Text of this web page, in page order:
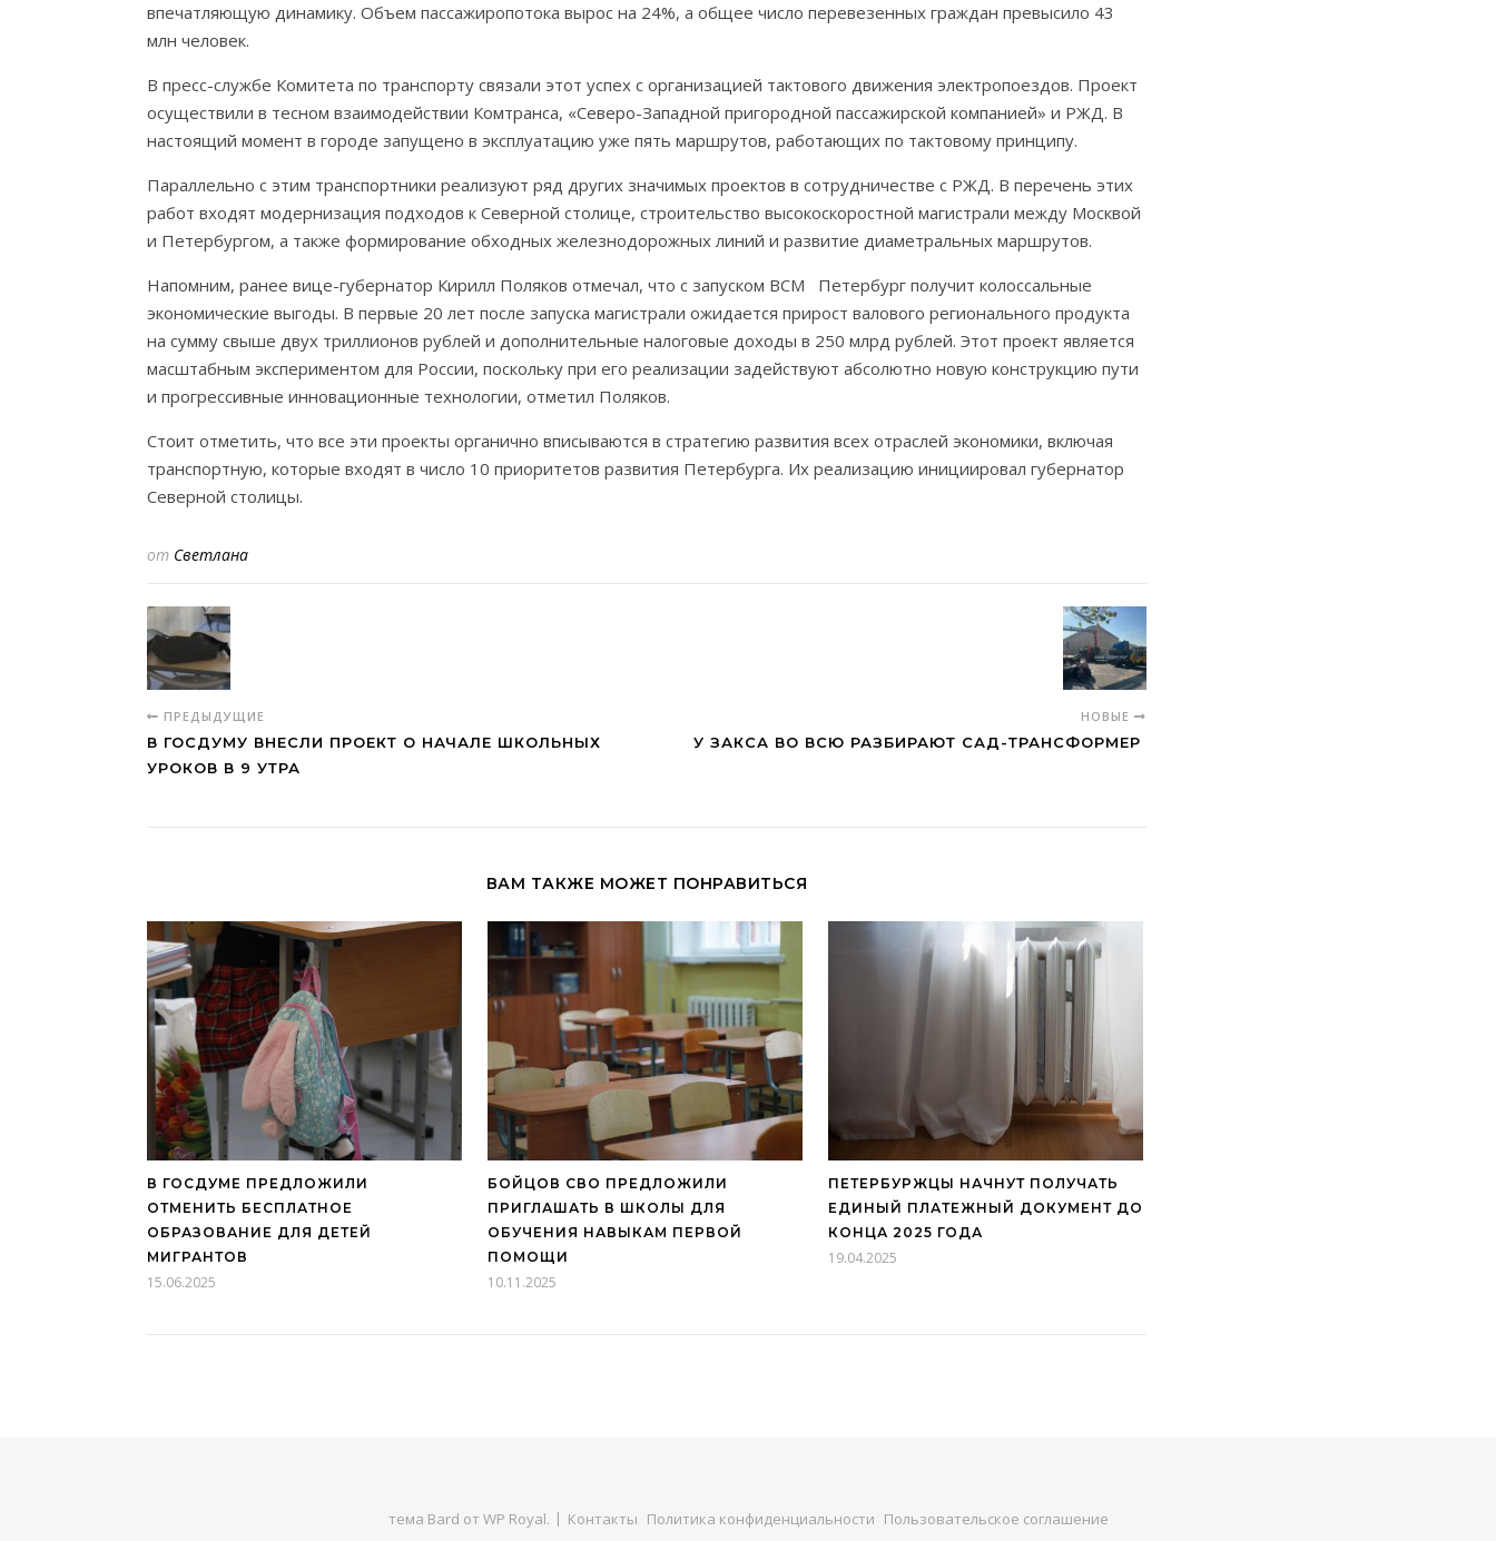
впечатляющую динамику. Объем пассажиропотока вырос на 24%, а общее число перевезенных граждан превысило 43
млн человек.
В пресс-службе Комитета по транспорту связали этот успех с организацией тактового движения электропоездов. Проект
осуществили в тесном взаимодействии Комтранса, «Северо-Западной пригородной пассажирской компанией» и РЖД. В
настоящий момент в городе запущено в эксплуатацию уже пять маршрутов, работающих по тактовому принципу.
Параллельно с этим транспортники реализуют ряд других значимых проектов в сотрудничестве с РЖД. В перечень этих
работ входят модернизация подходов к Северной столице, строительство высокоскоростной магистрали между Москвой
и Петербургом, а также формирование обходных железнодорожных линий и развитие диаметральных маршрутов.
Напомним, ранее вице-губернатор Кирилл Поляков отмечал, что с запуском ВСМ Петербург получит колоссальные
экономические выгоды. В первые 20 лет после запуска магистрали ожидается прирост валового регионального продукта
на сумму свыше двух триллионов рублей и дополнительные налоговые доходы в 250 млрд рублей. Этот проект является
масштабным экспериментом для России, поскольку при его реализации задействуют абсолютно новую конструкцию пути
и прогрессивные инновационные технологии, отметил Поляков.
Стоит отметить, что все эти проекты органично вписываются в стратегию развития всех отраслей экономики, включая
транспортную, которые входят в число 10 приоритетов развития Петербурга. Их реализацию инициировал губернатор
Северной столицы.
от Светлана
ПРЕДЫДУЩИЕ
В ГОСДУМУ ВНЕСЛИ ПРОЕКТ О НАЧАЛЕ ШКОЛЬНЫХ
УРОКОВ В 9 УТРА
НОВЫЕ
У ЗАКСА ВО ВСЮ РАЗБИРАЮТ САД-ТРАНСФОРМЕР
ВАМ ТАКЖЕ МОЖЕТ ПОНРАВИТЬСЯ
В ГОСДУМЕ ПРЕДЛОЖИЛИ
ОТМЕНИТЬ БЕСПЛАТНОЕ
ОБРАЗОВАНИЕ ДЛЯ ДЕТЕЙ
МИГРАНТОВ
15.06.2025
БОЙЦОВ СВО ПРЕДЛОЖИЛИ
ПРИГЛАШАТЬ В ШКОЛЫ ДЛЯ
ОБУЧЕНИЯ НАВЫКАМ ПЕРВОЙ
ПОМОЩИ
10.11.2025
ПЕТЕРБУРЖЦЫ НАЧНУТ ПОЛУЧАТЬ
ЕДИНЫЙ ПЛАТЕЖНЫЙ ДОКУМЕНТ ДО
КОНЦА 2025 ГОДА
19.04.2025
тема Bard от WP Royal. Контакты Политика конфиденциальности Пользовательское соглашение